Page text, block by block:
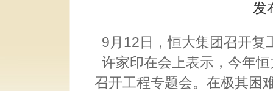
发
9月12日，恒大集团召开复
许家印在会上表示，今年
召开工程专题会。在极其困